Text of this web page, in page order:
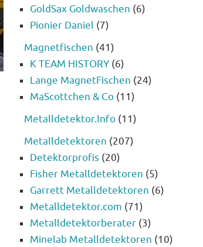
GoldSax Goldwaschen (6)
Pionier Daniel (7)
Magnetfischen (41)
K TEAM HISTORY (6)
Lange MagnetFischen (24)
MaScottchen & Co (11)
Metalldetektor.Info (11)
Metalldetektoren (207)
Detektorprofis (20)
Fisher Metalldetektoren (5)
Garrett Metalldetektoren (6)
Metalldetektor.com (71)
Metalldetektorberater (3)
Minelab Metalldetektoren (10)